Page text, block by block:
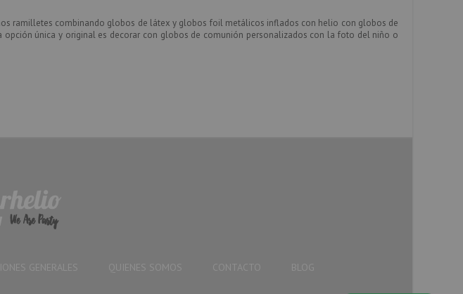
ramilletes combinando globos de látex y globos foil metálicos inflados con helio con globos de
única y original es decorar con globos de comunión personalizados con la foto del niño o
GENERALES QUIENES SOMOS CONTACTO BLOG